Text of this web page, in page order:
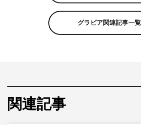
メンバーも仰天。スタジオには、あ
イズ登場し、初対面を果たすことに。
グラビア関連記事一覧
関連記事